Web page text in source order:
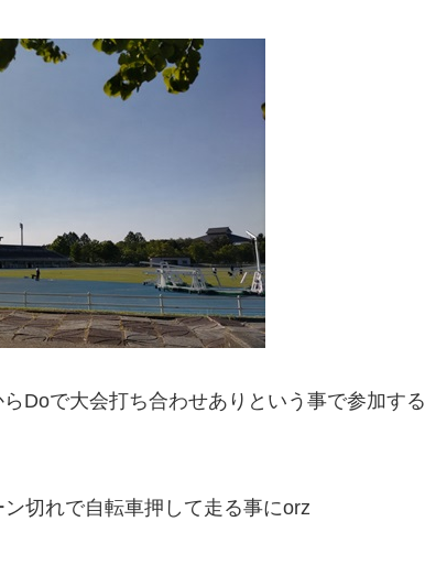
Doで大会打ち合わせありという事で参加する
切れで自転車押して走る事にorz